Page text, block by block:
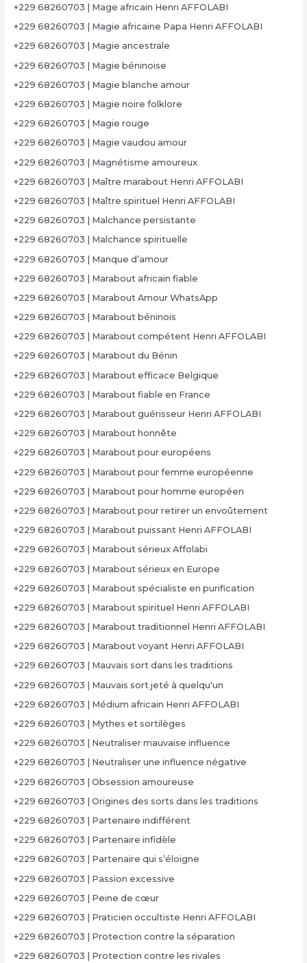
+229 68260703 | Mage africain Henri AFFOLABI
+229 68260703 | Magie africaine Papa Henri AFFOLABI
+229 68260703 | Magie ancestrale
+229 68260703 | Magie béninoise
+229 68260703 | Magie blanche amour
+229 68260703 | Magie noire folklore
+229 68260703 | Magie rouge
+229 68260703 | Magie vaudou amour
+229 68260703 | Magnétisme amoureux
+229 68260703 | Maître marabout Henri AFFOLABI
+229 68260703 | Maître spirituel Henri AFFOLABI
+229 68260703 | Malchance persistante
+229 68260703 | Malchance spirituelle
+229 68260703 | Manque d’amour
+229 68260703 | Marabout africain fiable
+229 68260703 | Marabout Amour WhatsApp
+229 68260703 | Marabout béninois
+229 68260703 | Marabout compétent Henri AFFOLABI
+229 68260703 | Marabout du Bénin
+229 68260703 | Marabout efficace Belgique
+229 68260703 | Marabout fiable en France
+229 68260703 | Marabout guérisseur Henri AFFOLABI
+229 68260703 | Marabout honnête
+229 68260703 | Marabout pour européens
+229 68260703 | Marabout pour femme européenne
+229 68260703 | Marabout pour homme européen
+229 68260703 | Marabout pour retirer un envoûtement
+229 68260703 | Marabout puissant Henri AFFOLABI
+229 68260703 | Marabout sérieux Affolabi
+229 68260703 | Marabout sérieux en Europe
+229 68260703 | Marabout spécialiste en purification
+229 68260703 | Marabout spirituel Henri AFFOLABI
+229 68260703 | Marabout traditionnel Henri AFFOLABI
+229 68260703 | Marabout voyant Henri AFFOLABI
+229 68260703 | Mauvais sort dans les traditions
+229 68260703 | Mauvais sort jeté à quelqu'un
+229 68260703 | Médium africain Henri AFFOLABI
+229 68260703 | Mythes et sortilèges
+229 68260703 | Neutraliser mauvaise influence
+229 68260703 | Neutraliser une influence négative
+229 68260703 | Obsession amoureuse
+229 68260703 | Origines des sorts dans les traditions
+229 68260703 | Partenaire indifférent
+229 68260703 | Partenaire infidèle
+229 68260703 | Partenaire qui s’éloigne
+229 68260703 | Passion excessive
+229 68260703 | Peine de cœur
+229 68260703 | Praticien occultiste Henri AFFOLABI
+229 68260703 | Protection contre la séparation
+229 68260703 | Protection contre les rivales